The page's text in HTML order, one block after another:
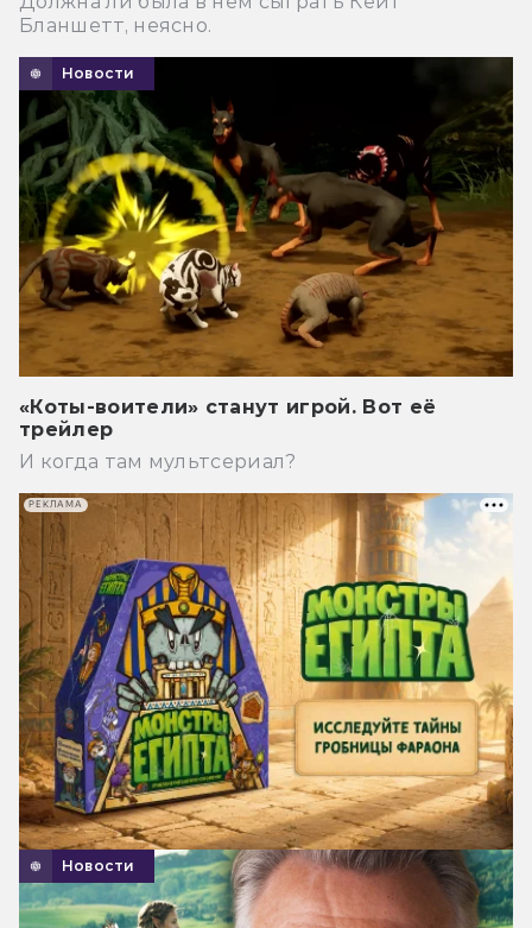
Бланшетт, неясно.
Новости
«Коты-воители» станут игрой. Вот её
трейлер
И когда там мультсериал?
Новости
РЕКЛАМА